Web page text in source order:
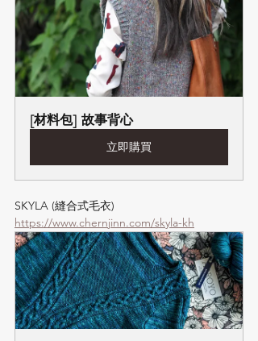
[材料包]  故事背心
立即購買
SKYLA (縫合式毛衣)
https://www.chernjinn.com/skyla-kh